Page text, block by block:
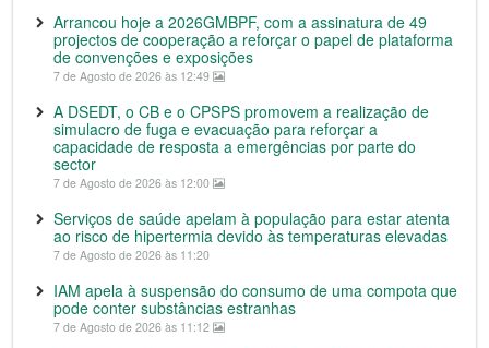
Arrancou hoje a 2026GMBPF, com a assinatura de 49
projectos de cooperação a reforçar o papel de plataforma
de convenções e exposições
7 de Agosto de 2026 às 12:49
A DSEDT, o CB e o CPSPS promovem a realização de
simulacro de fuga e evacuação para reforçar a
capacidade de resposta a emergências por parte do
sector
7 de Agosto de 2026 às 12:00
Serviços de saúde apelam à população para estar atenta
ao risco de hipertermia devido às temperaturas elevadas
7 de Agosto de 2026 às 11:20
IAM apela à suspensão do consumo de uma compota que
pode conter substâncias estranhas
7 de Agosto de 2026 às 11:12